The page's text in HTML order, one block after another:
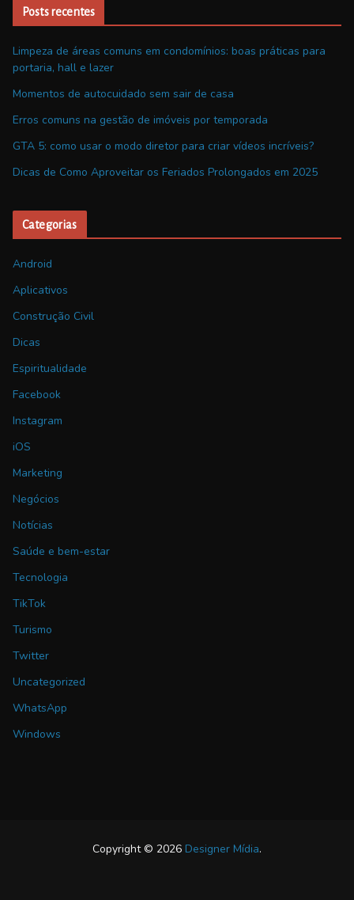
Posts recentes
Limpeza de áreas comuns em condomínios: boas práticas para
portaria, hall e lazer
Momentos de autocuidado sem sair de casa
Erros comuns na gestão de imóveis por temporada
GTA 5: como usar o modo diretor para criar vídeos incríveis?
Dicas de Como Aproveitar os Feriados Prolongados em 2025
Categorias
Android
Aplicativos
Construção Civil
Dicas
Espiritualidade
Facebook
Instagram
iOS
Marketing
Negócios
Notícias
Saúde e bem-estar
Tecnologia
TikTok
Turismo
Twitter
Uncategorized
WhatsApp
Windows
Copyright © 2026 Designer Mídia.